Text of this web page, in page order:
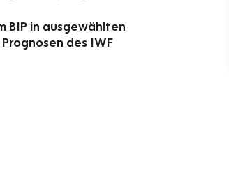
BIP in ausgewählten
des IWF